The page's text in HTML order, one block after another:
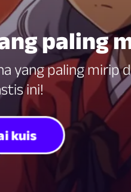
paling
yang paling mirip
ini!
kuis